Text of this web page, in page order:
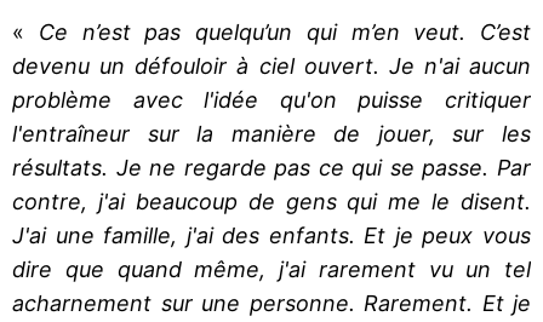
« Ce n’est pas quelqu’un qui m’en veut. C’est
devenu un défouloir à ciel ouvert. Je n'ai aucun
problème avec l'idée qu'on puisse critiquer
l'entraîneur sur la manière de jouer, sur les
résultats. Je ne regarde pas ce qui se passe. Par
contre, j'ai beaucoup de gens qui me le disent.
J'ai une famille, j'ai des enfants. Et je peux vous
dire que quand même, j'ai rarement vu un tel
acharnement sur une personne. Rarement. Et je